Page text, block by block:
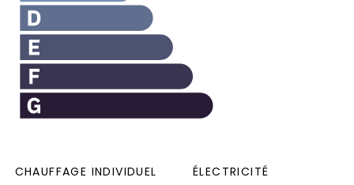
CHAUFFAGE INDIVIDUEL ÉLECTRICITÉ